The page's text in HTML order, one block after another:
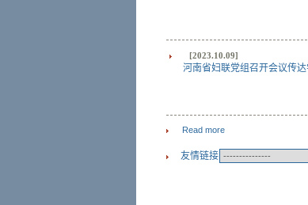
[2023.10.09]
河南省妇联党组召开会议传
Read more
友情链接